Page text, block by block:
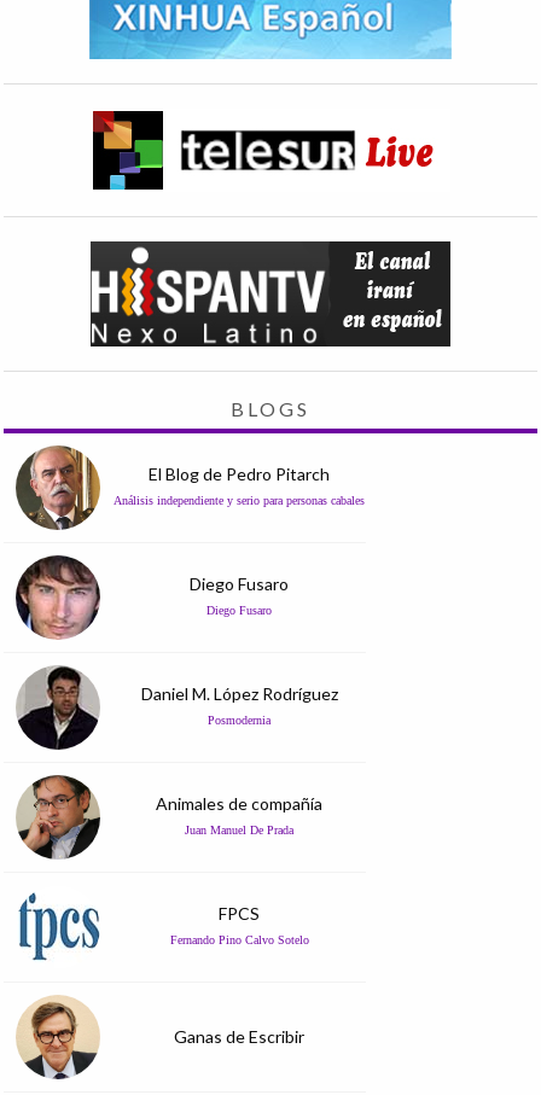
BLOGS
El Blog de Pedro Pitarch
Análisis independiente y serio para personas cabales
Diego Fusaro
Diego Fusaro
Daniel M. López Rodríguez
Posmodernia
Animales de compañía
Juan Manuel De Prada
FPCS
Fernando Pino Calvo Sotelo
Ganas de Escribir